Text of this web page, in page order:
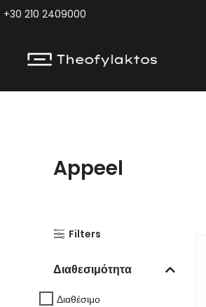
+30 210 2409000
Appeel
Filters
Διαθεσιμότητα
Διαθέσιμο